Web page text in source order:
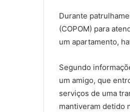
Durante
(COPOM) para
um apartamento,
Segundo
um amigo, que
serviços de uma
mantiveram detido